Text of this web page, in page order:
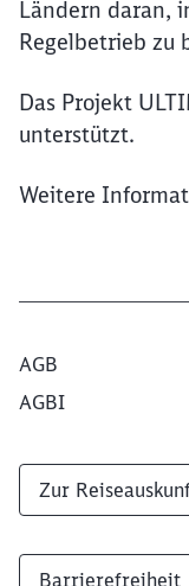
Ländern daran,
Regelbetrieb zu
Das Projekt
unterstützt.
Weitere
AGB
AGBI
Zur
Barrierefreiheit